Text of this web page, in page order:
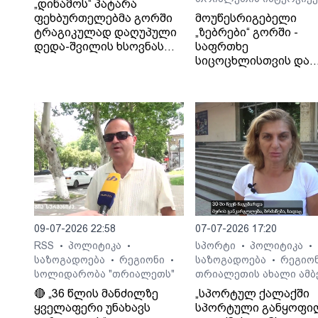
„დინამოს“ პატარა
ფეხბურთელებმა გორში
ტრაგიკულად დაღუპული
დედა-შვილის ხსოვნას
მოუწესრიგებელი
„ზებრები“ გორში -
საფრთხე
სიცოცხლისთვის და
09-07-2026 22:58
RSS
• პოლიტიკა •
საზოგადოება • რეგიონი •
სოლიდარობა "თრიალეთს"
🔴 „36 წლის მანძილზე
ყველაფერი უნახავს
07-07-2026 17:20
სპორტი
• პოლიტიკა •
საზოგადოება •
თრიალეთის ახალი
„სპორტულ ქალაქში
სპორტული